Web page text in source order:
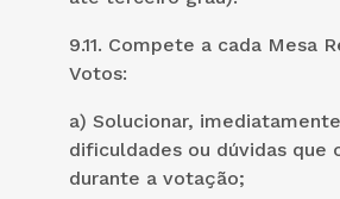
9.11. Compete a cada Mesa
Votos:
a) Solucionar,
dificuldades ou dúvidas que
durante a votação;